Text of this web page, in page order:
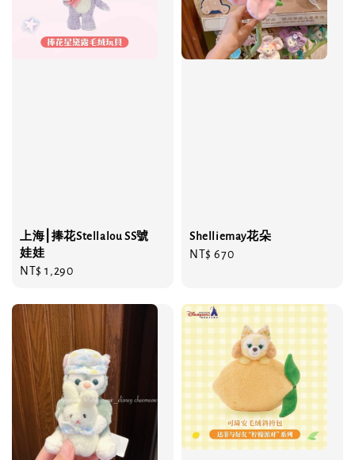
上海⎮捧花Stellalou SS號
娃娃
Regular
NT$ 1,290
Shelliemay花朵
Regular
NT$ 670